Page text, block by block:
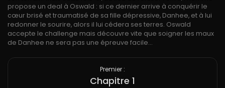
propose un deal à Oswald : si ce dernier arrive à conquérir le
cœur brisé et traumatisé de sa fille dépressive, Danhee, et à lui
redonner le sourire, alors il lui cédera ses terres. Oswald
accepte le challenge mais découvre vite que soigner les maux
de Danhee ne sera pas une épreuve facile…
Premier :
Chapitre 1